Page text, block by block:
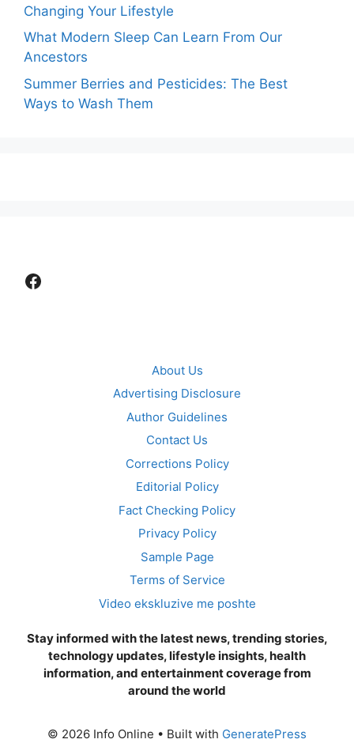
Changing Your Lifestyle
What Modern Sleep Can Learn From Our
Ancestors
Summer Berries and Pesticides: The Best
Ways to Wash Them
Facebook
About Us
Advertising Disclosure
Author Guidelines
Contact Us
Corrections Policy
Editorial Policy
Fact Checking Policy
Privacy Policy
Sample Page
Terms of Service
Video ekskluzive me poshte
Stay informed with the latest news, trending stories,
technology updates, lifestyle insights, health
information, and entertainment coverage from
around the world
© 2026 Info Online • Built with GeneratePress